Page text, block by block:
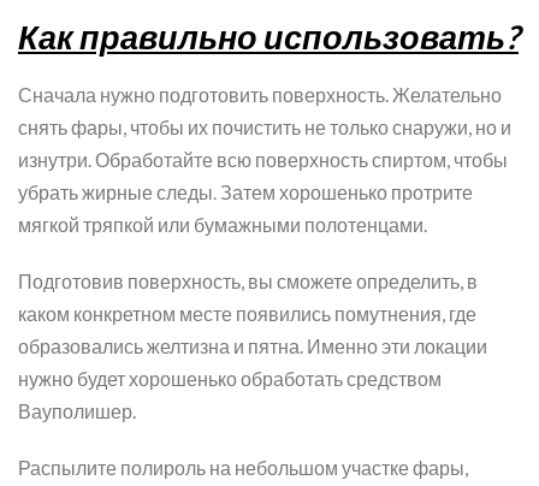
Как правильно использовать?
Сначала нужно подготовить поверхность. Желательно
снять фары, чтобы их почистить не только снаружи, но и
изнутри. Обработайте всю поверхность спиртом, чтобы
убрать жирные следы. Затем хорошенько протрите
мягкой тряпкой или бумажными полотенцами.
Подготовив поверхность, вы сможете определить, в
каком конкретном месте появились помутнения, где
образовались желтизна и пятна. Именно эти локации
нужно будет хорошенько обработать средством
Вауполишер.
Распылите полироль на небольшом участке фары,